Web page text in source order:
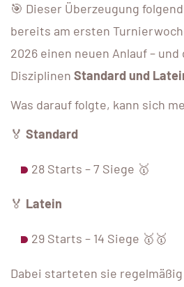
🎯 Dieser Überzeugung
bereits am ersten
2026 einen neuen Anlauf –
Disziplinen Standard und
Was darauf folgte, kann sich
🏅 Standard
28 Starts – 7 Siege 🥇
🏅 Latein
29 Starts – 14 Siege 🥇🥇
Dabei starteten sie